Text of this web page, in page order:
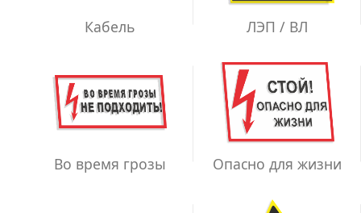
Кабель ЛЭП / ВЛ
Во время грозы Опасно для жизни